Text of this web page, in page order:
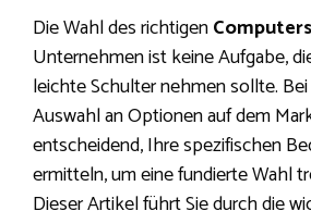
Die Wahl des richtigenComputers
Unternehmen ist keine Aufgabe,
leichte Schulter nehmen sollte.
Auswahl an Optionen auf dem
entscheidend, Ihre spezifischen
ermitteln, um eine fundierte Wahl
Dieser Artikel führt Sie durch die